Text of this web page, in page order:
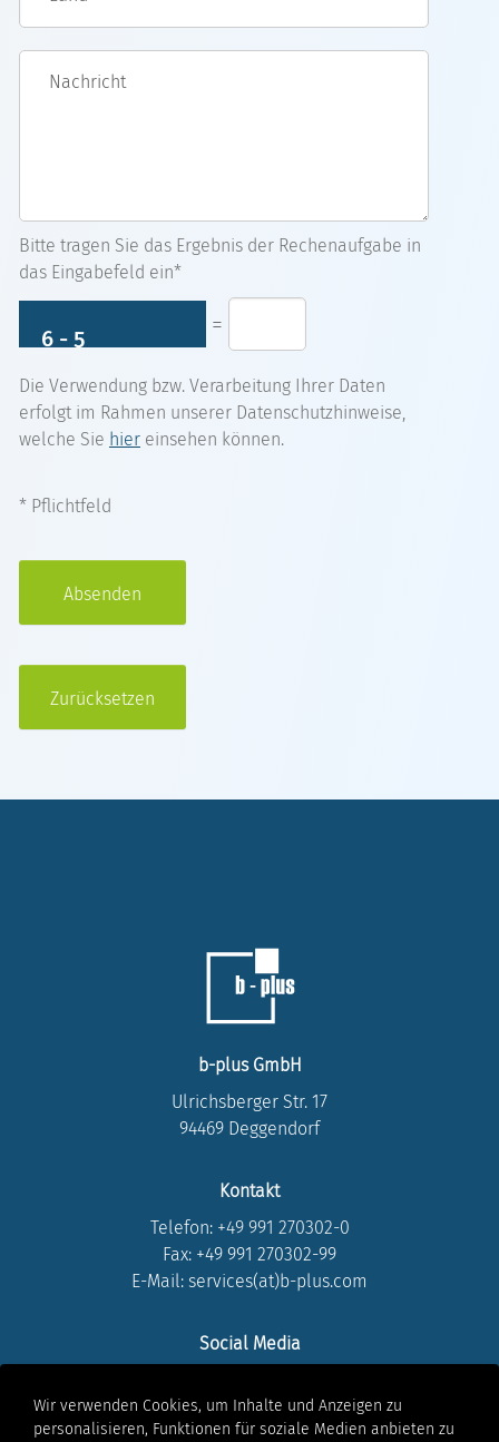
Nachricht
Bitte tragen Sie das Ergebnis der Rechenaufgabe in
das Eingabefeld ein*
=
Die Verwendung bzw. Verarbeitung Ihrer Daten
erfolgt im Rahmen unserer Datenschutzhinweise,
welche Sie hier einsehen können.
* Pflichtfeld
b-plus GmbH
Ulrichsberger Str. 17
94469 Deggendorf
Kontakt
Telefon: +49 991 270302-0
Fax: +49 991 270302-99
E-Mail: services(at)b-plus.com
Social Media
Instagram
Youtube
Wir verwenden Cookies, um Inhalte und Anzeigen zu
personalisieren, Funktionen für soziale Medien anbieten zu